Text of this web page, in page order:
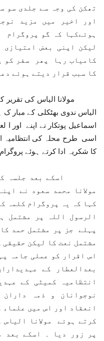
تھکن کی وجہ سے جلدی سو
اور اخیر میں مزید
ہوئےکہا کہ گو پروگرام
لیکن اپنی بعض
کامیاب رہا پھر سفر کو
کا سبب قرار دیتے ہوئے
مولانا الیاس کی تقریر کے
الیاس ندوی بھٹکلی کے مبار ک
اسماعیل پوتکار نے اپنے
اسی طرح محلہ کی انتظامیہ
کا شکریہ ادا کرتے ہوئے
اسکے بعد جلسہ کے
مولانا محمد سعود نے
کہا کہ یہ پروگرام کلمہ
الرسول اللہ پر مشتمل
پہلے جز پر مشتمل حمد
مشتمل نعت کا لیکن
اس اقرار کو عملی جامہ
بعدالعطار کے
انتظامیہ کمیٹی کے
نوجوانان و ذمہ
انعقاد اور اس میں
کرتے ہوئے مولانا
پر زور دیا ۔ اسکے بعد